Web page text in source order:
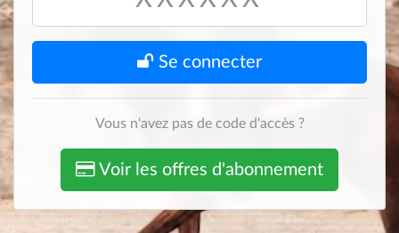
Se connecter
Vous n'avez pas de code d'accès ?
Voir les offres d'abonnement